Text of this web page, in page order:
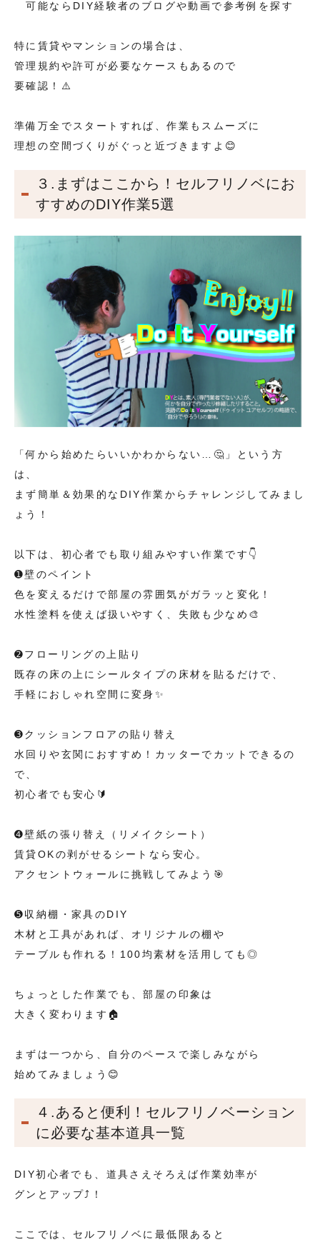
可能ならDIY経験者のブログや動画で参考例を探す
特に賃貸やマンションの場合は、
管理規約や許可が必要なケースもあるので
要確認！⚠️
準備万全でスタートすれば、作業もスムーズに
理想の空間づくりがぐっと近づきますよ😊
３.まずはここから！セルフリノベにお
すすめのDIY作業5選
「何から始めたらいいかわからない…🤔」という方
は、
まず簡単＆効果的なDIY作業からチャレンジしてみまし
ょう！
以下は、初心者でも取り組みやすい作業です👇
➊壁のペイント
色を変えるだけで部屋の雰囲気がガラッと変化！
水性塗料を使えば扱いやすく、失敗も少なめ🎨
➋フローリングの上貼り
既存の床の上にシールタイプの床材を貼るだけで、
手軽におしゃれ空間に変身✨
➌クッションフロアの貼り替え
水回りや玄関におすすめ！カッターでカットできるの
で、
初心者でも安心🔰
➍壁紙の張り替え（リメイクシート）
賃貸OKの剥がせるシートなら安心。
アクセントウォールに挑戦してみよう🎯
➎収納棚・家具のDIY
木材と工具があれば、オリジナルの棚や
テーブルも作れる！100均素材を活用しても◎
ちょっとした作業でも、部屋の印象は
大きく変わります🏠
まずは一つから、自分のペースで楽しみながら
始めてみましょう😊
４.あると便利！セルフリノベーション
に必要な基本道具一覧
DIY初心者でも、道具さえそろえば作業効率が
グンとアップ⤴️！
ここでは、セルフリノベに最低限あると